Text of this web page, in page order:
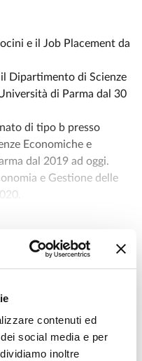
contenuti ed
social media e per
inoltre
e il Job Placement da
Dipartimento di Scienze
di Parma dal 30
di tipo b presso
Economiche e
dal 2019 ad oggi.
e Gestione delle
(AMS) nel 2016 e da